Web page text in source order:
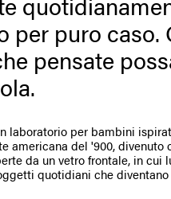
per puro caso.
pensate
laboratorio per bambini
americana del '900, divenuto
da un vetro frontale, in cui
quotidiani che diventano